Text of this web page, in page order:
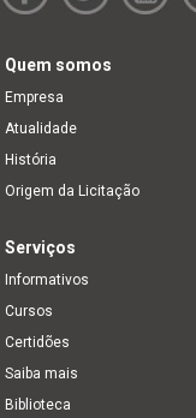
Quem somos
Empresa
Atualidade
História
Origem da Licitação
Serviços
Informativos
Cursos
Certidões
Saiba mais
Biblioteca